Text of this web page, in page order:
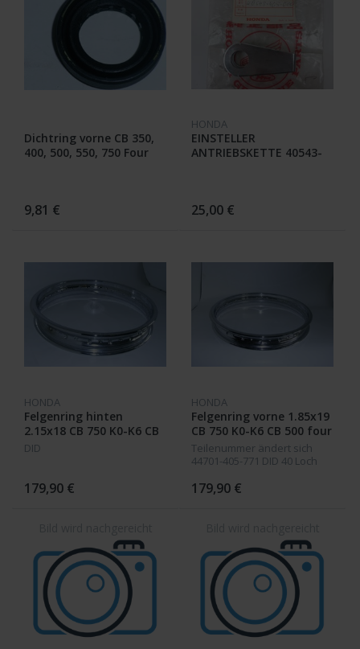
Dichtring vorne CB 350,
400, 500, 550, 750 Four
9,81 €
HONDA
EINSTELLER
ANTRIEBSKETTE 40543-
25,00 €
HONDA
Felgenring hinten
2.15x18 CB 750 K0-K6 CB
500 K2
DID
179,90 €
HONDA
Felgenring vorne 1.85x19
CB 750 K0-K6 CB 500 four
CB 450K
Teilenummer ändert sich
44701-405-771 DID 40 Loch
179,90 €